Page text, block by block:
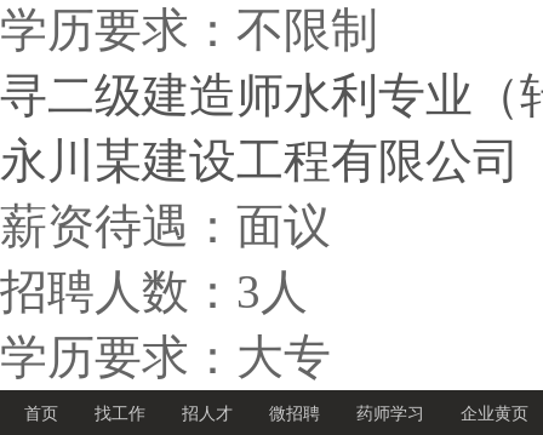
学历要求：不限制
寻二级建造师水利专业（
永川某建设工程有限公司
薪资待遇：面议
招聘人数：3人
学历要求：大专
首页 找工作 招人才 微招聘 药师学习 企业黄页